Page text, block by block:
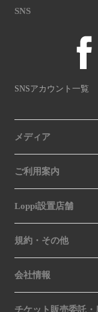
SNS
SNSアカウント一覧
メディア
ご利用案内
Loppi設置店舗
規約・その他
会社情報
チケット販売委託・